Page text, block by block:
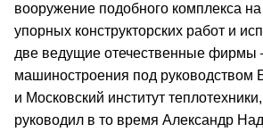
вооружение подобного комплекса
упорных конструкторских работ и
две ведущие отечественные фирмы
машиностроения под
и Московский институт
руководил в то время Александр